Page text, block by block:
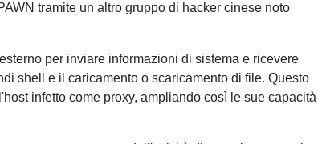
tramite un altro gruppo di hacker cinese noto
per inviare informazioni di sistema e ricevere
shell e il caricamento o scaricamento di file. Questo
infetto come proxy, ampliando così le sue capacità